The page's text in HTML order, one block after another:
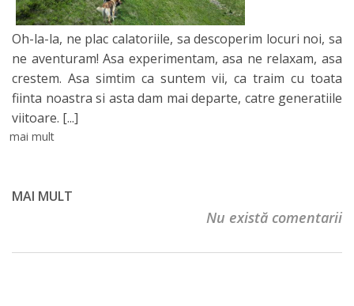
Oh-la-la, ne plac calatoriile, sa descoperim locuri noi, sa
ne aventuram! Asa experimentam, asa ne relaxam, asa
crestem. Asa simtim ca suntem vii, ca traim cu toata
fiinta noastra si asta dam mai departe, catre generatiile
viitoare. [...]
mai mult
MAI MULT
Nu există comentarii